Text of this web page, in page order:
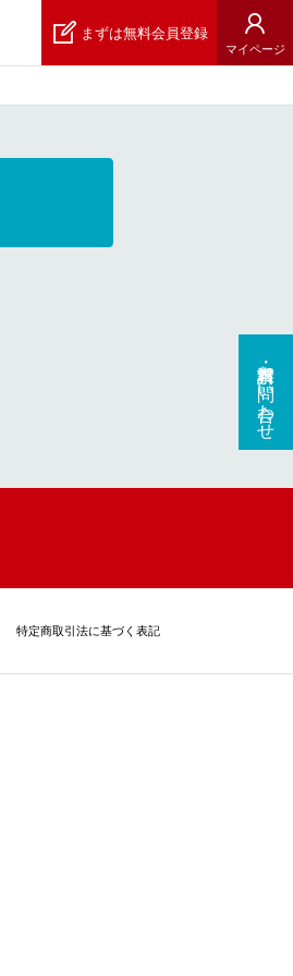
資料請求・お問い合わせ
まずは無料会員登録
マイページ
特定商取引法に基づく表記